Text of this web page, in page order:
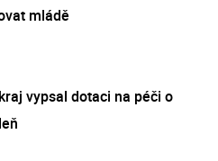
mládě
vypsal dotaci na péči o